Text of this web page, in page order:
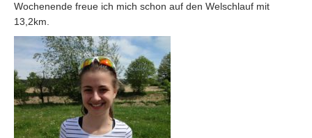
Wochenende freue ich mich schon auf den Welschlauf mit
13,2km.